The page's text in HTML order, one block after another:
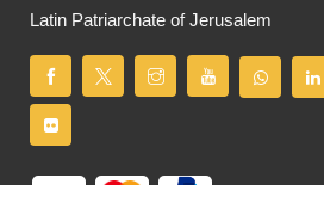
Latin Patriarchate of Jerusalem